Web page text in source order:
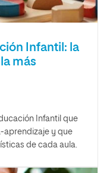
Infantil: la
más
Infantil que
aprendizaje y que
de cada aula.